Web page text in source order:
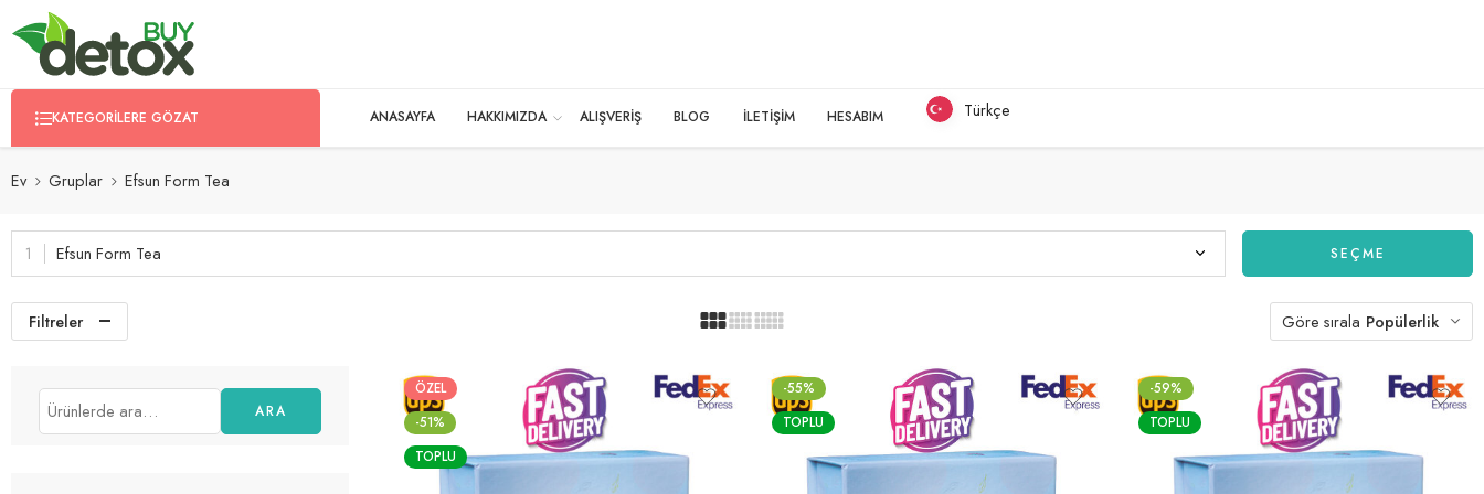
KATEGORILERE GÖZAT ANASAYFA HAKKIMIZDA ALIŞVERİŞ BLOG İLETİŞİM HESABIM Türkçe
Ev Gruplar Efsun Form Tea
Efsun Form Tea SEÇME
Filtreler Göre sırala Popülerlik
ÖZEL
-51%
TOPLU
-55%
TOPLU
-59%
TOPLU
ARA